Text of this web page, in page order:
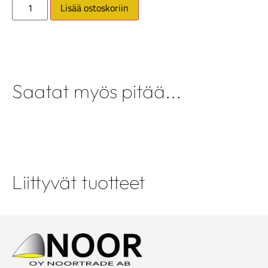
Lisää ostoskoriin
Saatat myös pitää...
Liittyvät tuotteet